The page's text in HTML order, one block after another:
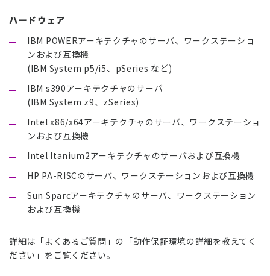
ハードウェア
IBM POWERアーキテクチャのサーバ、ワークステーショ
ンおよび互換機
(IBM System p5/i5、pSeries など)
IBM s390アーキテクチャのサーバ
(IBM System z9、zSeries)
Intel x86/x64アーキテクチャのサーバ、ワークステーショ
ンおよび互換機
Intel Itanium2アーキテクチャのサーバおよび互換機
HP PA-RISCのサーバ、ワークステーションおよび互換機
Sun Sparcアーキテクチャのサーバ、ワークステーション
および互換機
詳細は「よくあるご質問」の「動作保証環境の詳細を教えてく
ださい」をご覧ください。